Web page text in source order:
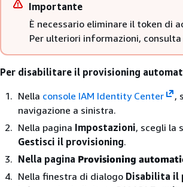
Importante
È necessario eliminare il token di
Per ulteriori informazioni, consulta
Per disabilitare il provisioning
Nella console IAM Identity Center ,
navigazione a sinistra.
Nella pagina Impostazioni, scegli la
Gestisci il provisioning.
Nella pagina Provisioning
Nella finestra di dialogo Disabilita il